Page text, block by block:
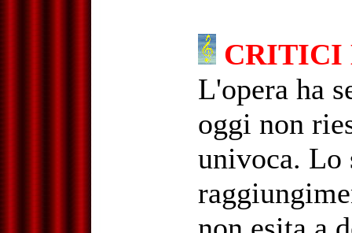
CRITICI
L'opera ha
oggi non
univoca. Lo